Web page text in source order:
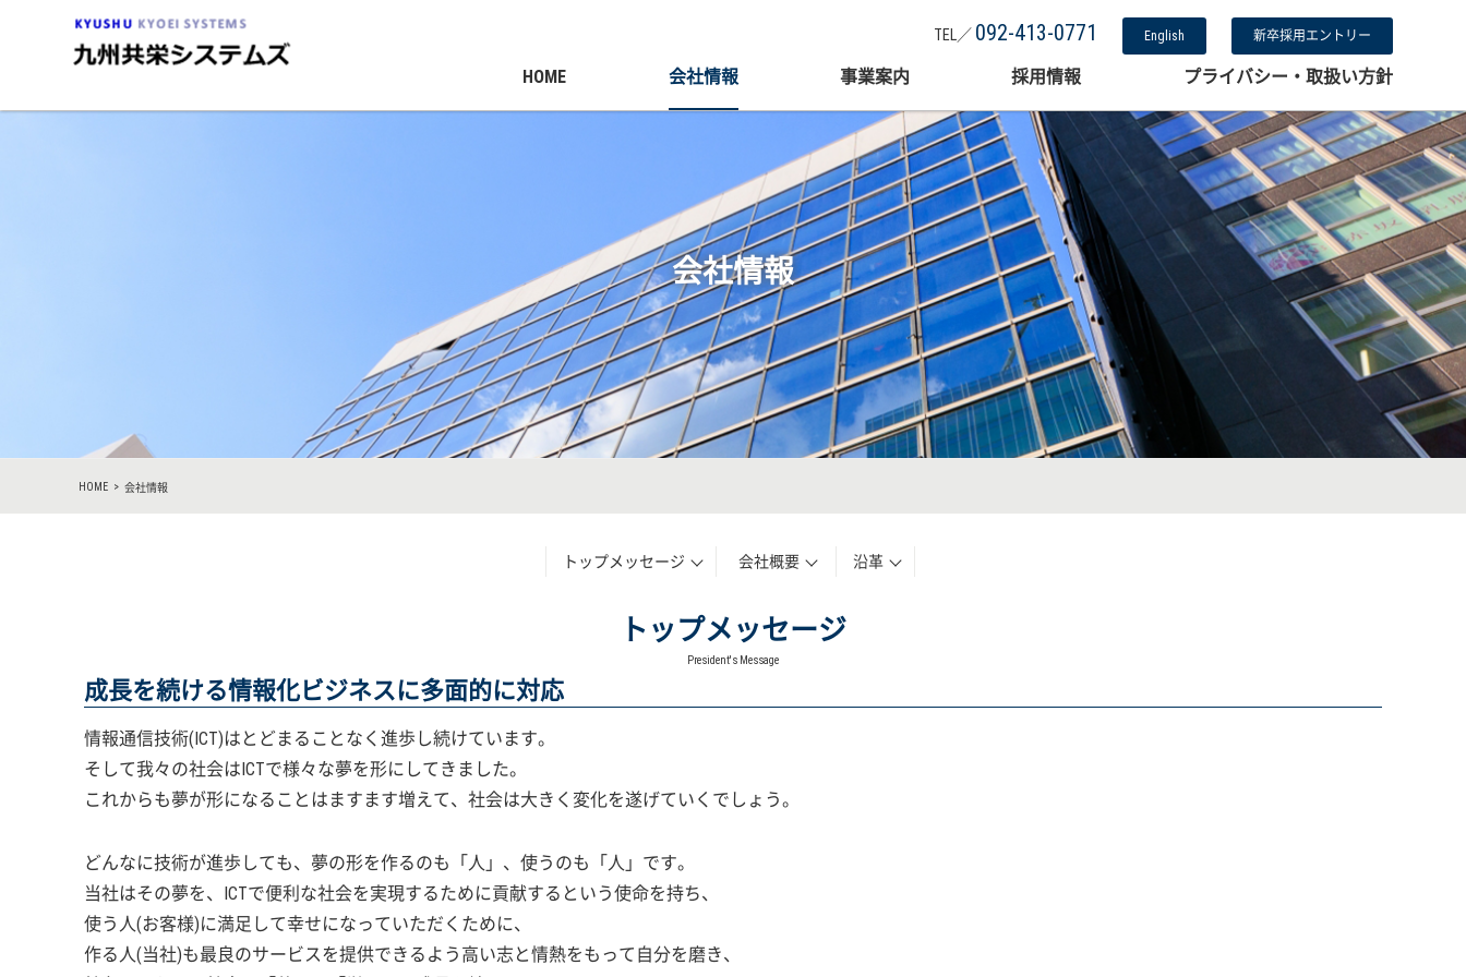
TEL／ 092-413-0771 English 新卒採用エントリー
HOME 会社情報 事業案内 採用情報 プライバシー・取扱い方針
会社情報
HOME > 会社情報
トップメッセージ
トップメッセージ
President's Message
成長を続ける情報化ビジネスに多面的に対応
情報通信技術(ICT)はとどまることなく進歩し続けています。
そして我々の社会はICTで様々な夢を形にしてきました。
これからも夢が形になることはますます増えて、社会は大きく変化を遂げていくでしょう。
どんなに技術が進歩しても、夢の形を作るのも「人」、使うのも「人」です。
当社はその夢を、ICTで便利な社会を実現するために貢献するという使命を持ち、
使う人(お客様)に満足して幸せになっていただくために、
作る人(当社)も最良のサービスを提供できるよう高い志と情熱をもって自分を磨き、
会社概要 沿革